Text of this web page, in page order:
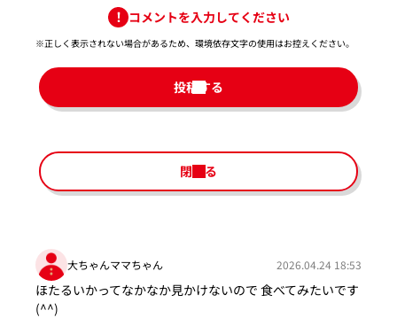
コメントを入力してください
※正しく表示されない場合があるため、環境依存文字の使用はお控えください。​
投稿する
閉じる
大ちゃんママちゃん 2026.04.24 18:53
ほたるいかってなかなか見かけないので 食べてみたいです
(^^)